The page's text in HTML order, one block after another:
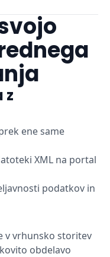
z
ene same
XML na portal
podatkov in
v vrhunsko storitev
obdelavo